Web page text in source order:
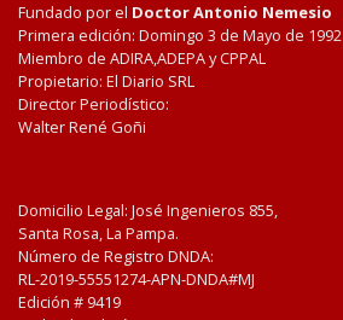
Fundado por el Doctor Antonio Nemesio
Primera edición: Domingo 3 de Mayo de 1992
Miembro de ADIRA,ADEPA y CPPAL
Propietario: El Diario SRL
Director Periodístico:
Walter René Goñi
Domicilio Legal: José Ingenieros 855,
Santa Rosa, La Pampa.
Número de Registro DNDA:
RL-2019-55551274-APN-DNDA#MJ
Edición # 9419